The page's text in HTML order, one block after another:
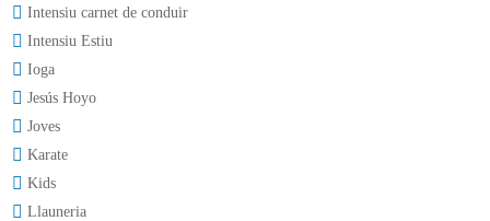
Intensiu carnet de conduir
Intensiu Estiu
Ioga
Jesús Hoyo
Joves
Karate
Kids
Llauneria